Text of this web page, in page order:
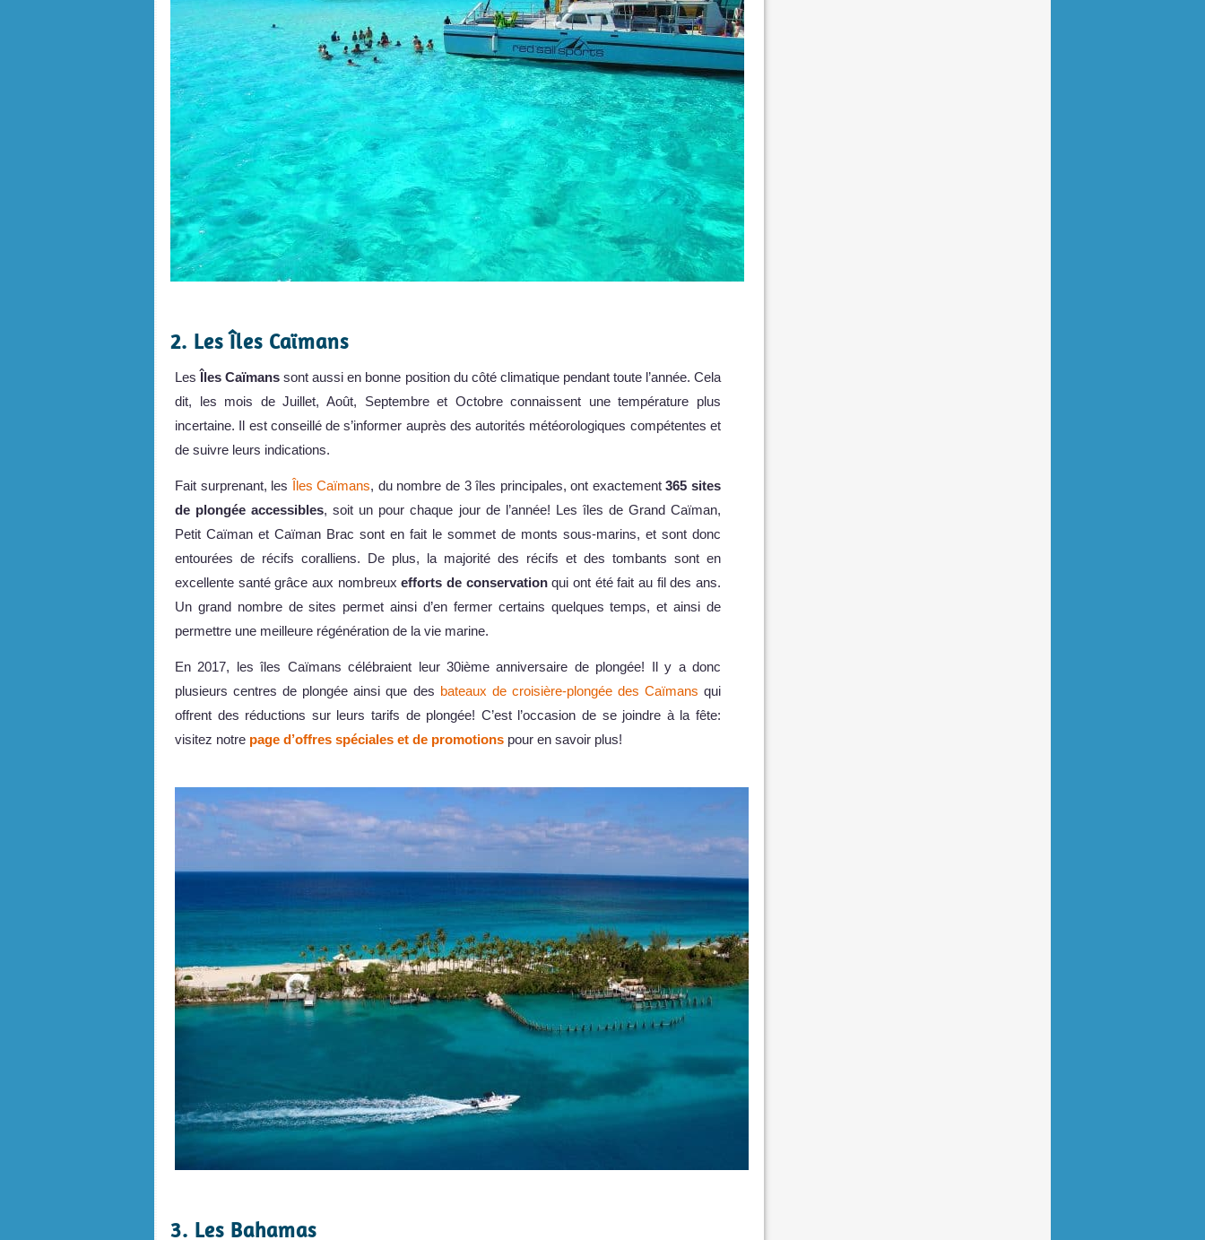
2. Les Îles Caïmans
Les Îles Caïmans sont aussi en bonne position du côté climatique pendant toute l’année. Cela
dit, les mois de Juillet, Août, Septembre et Octobre connaissent une température plus
incertaine. Il est conseillé de s’informer auprès des autorités météorologiques compétentes et
de suivre leurs indications.
Fait surprenant, les Îles Caïmans, du nombre de 3 îles principales, ont exactement365 sites
de plongée accessibles, soit un pour chaque jour de l’année! Les îles de Grand Caïman,
Petit Caïman et Caïman Brac sont en fait le sommet de monts sous-marins, et sont donc
entourées de récifs coralliens. De plus, la majorité des récifs et des tombants sont en
excellente santé grâce aux nombreuxefforts de conservationqui ont été fait au fil des ans.
Un grand nombre de sites permet ainsi d’en fermer certains quelques temps, et ainsi de
permettre une meilleure régénération de la vie marine.
En 2017, les îles Caïmans célébraient leur 30ième anniversaire de plongée! Il y a donc
plusieurs centres de plongée ainsi que des bateaux de croisière-plongée des Caïmansqui
offrent des réductions sur leurs tarifs de plongée! C’est l’occasion de se joindre à la fête:
visitez notre page d’offres spéciales et de promotions pour en savoir plus!
3. Les Bahamas